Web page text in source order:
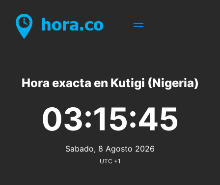
Hora exacta en Kutigi (Nigeria)
03:15:45
Sabado, 8 Agosto 2026
UTC +1